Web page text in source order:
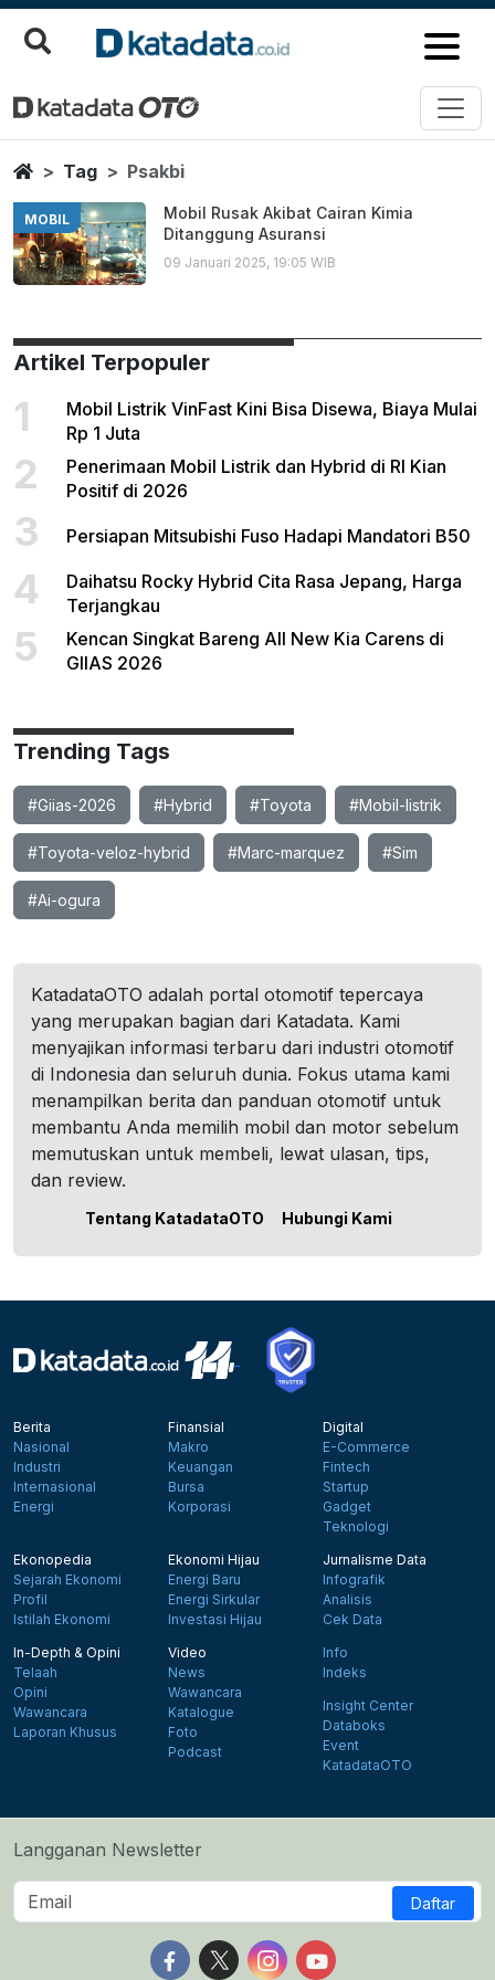
Psakbi
Berita Terbaru
HomeTag Psakbi
MOBIL
Mobil Rusak Akibat Cairan Kimia
Ditanggung Asuransi
09 Januari 2025, 19:05 WIB
Artikel Terpopuler
1
Mobil Listrik VinFast Kini Bisa Disewa, Biaya Mulai
Rp 1 Juta
2
Penerimaan Mobil Listrik dan Hybrid di RI Kian
Positif di 2026
3 Persiapan Mitsubishi Fuso Hadapi Mandatori B50
4
Daihatsu Rocky Hybrid Cita Rasa Jepang, Harga
Terjangkau
5
Kencan Singkat Bareng All New Kia Carens di
GIIAS 2026
Trending Tags
#Giias-2026 #Hybrid #Toyota #Mobil-listrik
#Toyota-veloz-hybrid #Marc-marquez #Sim
#Ai-ogura
KatadataOTO adalah portal otomotif tepercaya
yang merupakan bagian dari Katadata. Kami
menyajikan informasi terbaru dari industri otomotif
di Indonesia dan seluruh dunia. Fokus utama kami
menampilkan berita dan panduan otomotif untuk
membantu Anda memilih mobil dan motor sebelum
memutuskan untuk membeli, lewat ulasan, tips,
dan review.
Tentang KatadataOTO Hubungi Kami
Berita
Nasional
Industri
Internasional
Energi
Finansial
Makro
Keuangan
Bursa
Korporasi
Digital
E-Commerce
Fintech
Startup
Gadget
Teknologi
Ekonopedia
Sejarah Ekonomi
Profil
Istilah Ekonomi
Ekonomi Hijau
Energi Baru
Energi Sirkular
Investasi Hijau
Jurnalisme Data
Infografik
Analisis
Cek Data
In-Depth & Opini
Telaah
Opini
Wawancara
Laporan Khusus
Video
News
Wawancara
Katalogue
Foto
Podcast
Info
Indeks
Insight Center
Databoks
Event
KatadataOTO
Langganan Newsletter
Daftar
Follow us on Facebook
Follow us on X
Follow us on Instagram
Follow us on